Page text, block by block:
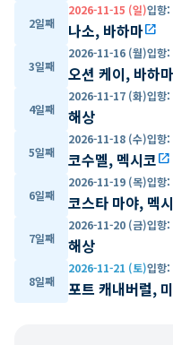
2일째
2026-11-15 (일)입항:
나소, 바하마open_in_new
3일째
2026-11-16 (월)입항:
오션 케이, 바하마
4일째
2026-11-17 (화)입항:
해상
5일째
2026-11-18 (수)입항:
코수멜, 멕시코open_in_new
6일째
2026-11-19 (목)입항:
코스타 마야, 멕
7일째
2026-11-20 (금)입항:
해상
8일째
2026-11-21 (토)입항:
포트 캐내버럴,